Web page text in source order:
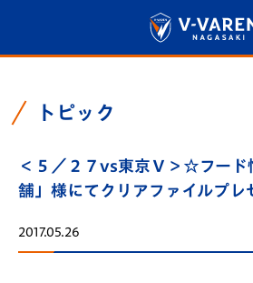
トピック
＜５／２７vs東京Ｖ＞☆フー
舗」様にてクリアファイルプレ
2017.05.26